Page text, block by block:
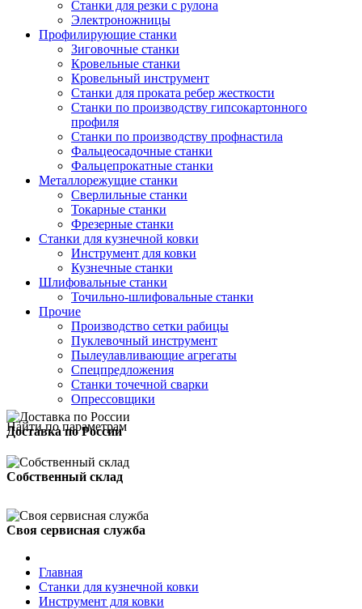
Станки для резки с рулона
Электроножницы
Профилирующие станки
Зиговочные станки
Кровельные станки
Кровельный инструмент
Станки для проката ребер жесткости
Станки по производству гипсокартонного
профиля
Станки по производству профнастила
Фальцеосадочные станки
Фальцепрокатные станки
Металлорежущие станки
Сверлильные станки
Токарные станки
Фрезерные станки
Станки для кузнечной ковки
Инструмент для ковки
Кузнечные станки
Шлифовальные станки
Точильно-шлифовальные станки
Прочие
Производство сетки рабицы
Пуклевочный инструмент
Пылеулавливающие агрегаты
Спецпредложения
Станки точечной сварки
Опрессовщики
Найти по параметрам
Доставка по России
Собственный склад
Своя сервисная служба
Главная
Станки для кузнечной ковки
Инструмент для ковки